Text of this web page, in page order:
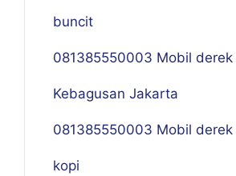
buncit
081385550003 Mobil derek
Kebagusan Jakarta
081385550003 Mobil derek
kopi